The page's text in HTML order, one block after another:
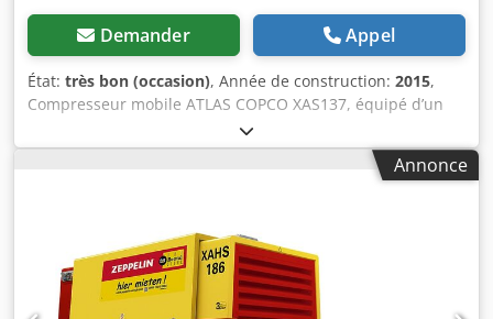
Demander Appel
État: très bon (occasion), Année de construction: 2015,
Compresseur mobile ATLAS COPCO XAS137, équipé d’un
radiateur de refroidissement, après une révision complète.
Caractéristiques techniques : débit : 7,70 m³/min ;
pression de service : 7 bars ; année de fabrication : 2015 ;
prêt à l’emploi, garantie. Chodpjzky Nkofx Abuja prix net :
59 500 zł prix brut : 73 185 zł machine importée en parfait
état. Vous trouverez ci-dessous des liens vers des vidéos.
Annonce